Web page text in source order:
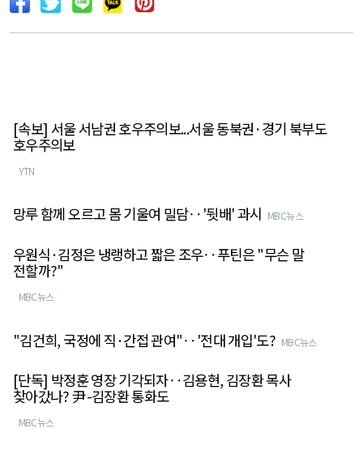
[속보] 서울 서남권 호우주의보...서울 동북권·경기 북부도
호우주의보
YTN
망루 함께 오르고 몸 기울여 밀담‥'뒷배' 과시 MBC뉴스
우원식·김정은 냉랭하고 짧은 조우‥푸틴은 "무슨 말
전할까?"
MBC뉴스
"김건희, 국정에 직·간접 관여"‥'전대 개입'도? MBC뉴스
[단독] 박정훈 영장 기각되자‥김용현, 김장환 목사
찾아갔나? 尹-김장환 통화도
MBC뉴스